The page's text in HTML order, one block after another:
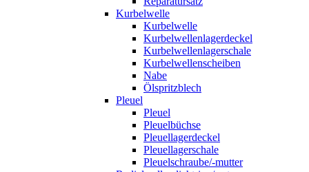
Kurbelwelle
Kurbelwelle
Kurbelwellenlagerdeckel
Kurbelwellenlagerschale
Kurbelwellenscheiben
Nabe
Ölspritzblech
Pleuel
Pleuel
Pleuelbüchse
Pleuellagerdeckel
Pleuellagerschale
Pleuelschraube/-mutter